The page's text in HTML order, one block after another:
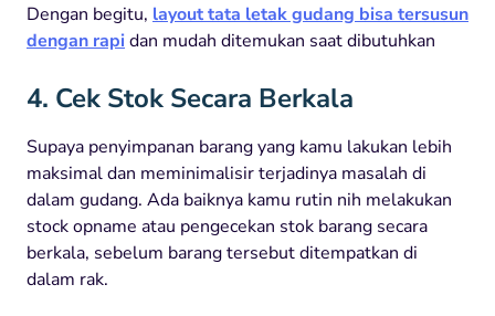
Dengan begitu, layout tata letak gudang bisa tersusun
dengan rapidan mudah ditemukan saat dibutuhkan
4. Cek Stok Secara Berkala
Supaya penyimpanan barang yang kamu lakukan lebih
maksimal dan meminimalisir terjadinya masalah di
dalam gudang. Ada baiknya kamu rutin nih melakukan
stock opname atau pengecekan stok barang secara
berkala, sebelum barang tersebut ditempatkan di
dalam rak.